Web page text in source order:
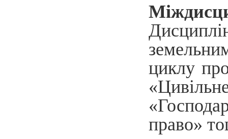
циклу
право»